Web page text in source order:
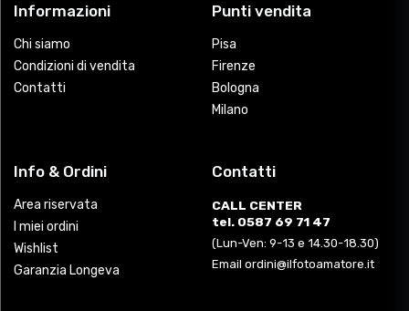
Informazioni
Chi siamo
Condizioni di vendita
Contatti
Punti vendita
Pisa
Firenze
Bologna
Milano
Info & Ordini
Area riservata
I miei ordini
Wishlist
Garanzia Longeva
Contatti
CALL CENTER
tel. 0587 69 71 47
(Lun-Ven: 9-13 e 14.30-18.30)
Email ordini@ilfotoamatore.it